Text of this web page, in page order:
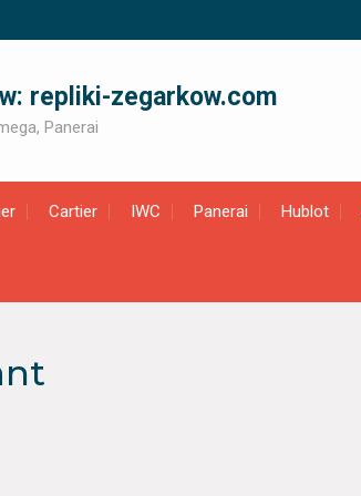
repliki-zegarkow.com
Panerai
Cartier IWC Panerai Hublot